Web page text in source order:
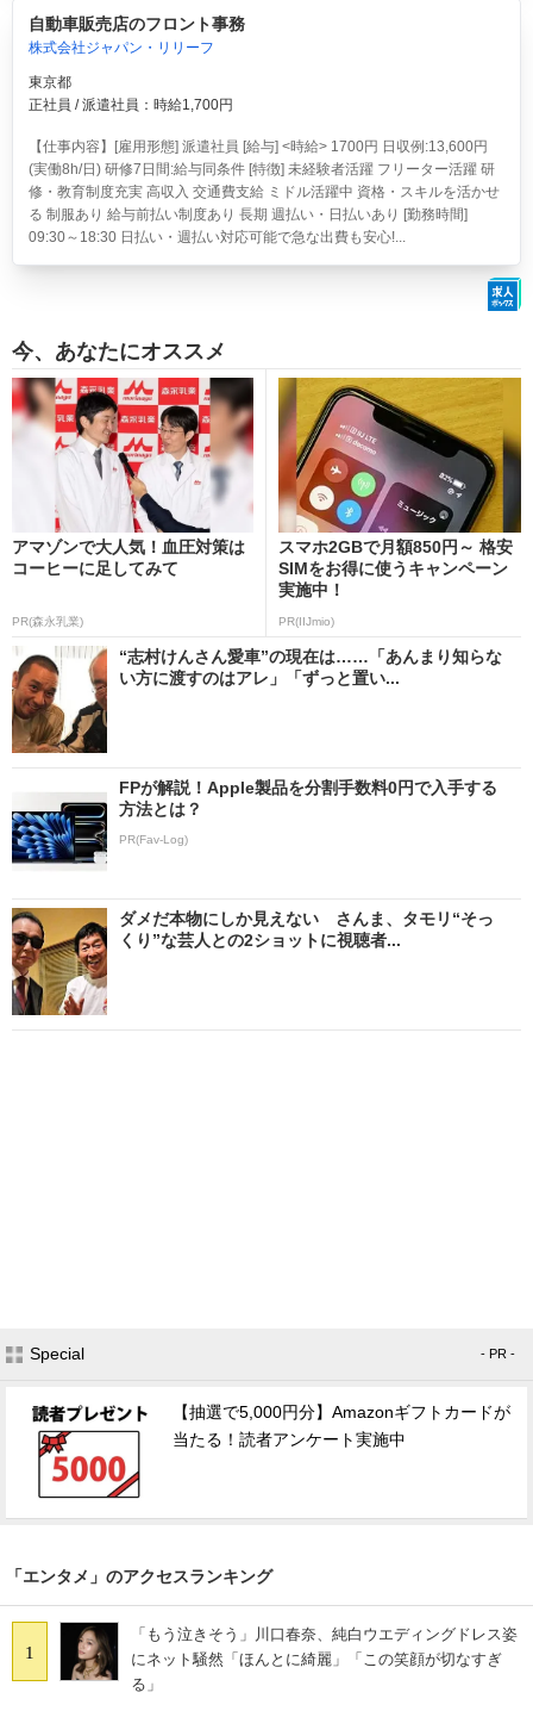
自動車販売店のフロント事務
株式会社ジャパン・リリーフ
東京都
正社員 / 派遣社員：時給1,700円
【仕事内容】[雇用形態] 派遣社員 [給与] <時給> 1700円 日収例:13,600円
(実働8h/日) 研修7日間:給与同条件 [特徴] 未経験者活躍 フリーター活躍 研
修・教育制度充実 高収入 交通費支給 ミドル活躍中 資格・スキルを活かせ
る 制服あり 給与前払い制度あり 長期 週払い・日払いあり [勤務時間]
09:30～18:30 日払い・週払い対応可能で急な出費も安心!...
今、あなたにオススメ
アマゾンで大人気！血圧対策は
コーヒーに足してみて
PR(森永乳業)
スマホ2GBで月額850円～ 格安
SIMをお得に使うキャンペーン
実施中！
PR(IIJmio)
“志村けんさん愛車”の現在は……「あんまり知らな
い方に渡すのはアレ」「ずっと置い...
FPが解説！Apple製品を分割手数料0円で入手する
方法とは？
PR(Fav-Log)
ダメだ本物にしか見えない さんま、タモリ“そっ
くり”な芸人との2ショットに視聴者...
Special - PR -
【抽選で5,000円分】Amazonギフトカードが
当たる！読者アンケート実施中
「エンタメ」のアクセスランキング
1
「もう泣きそう」川口春奈、純白ウエディングドレス姿
にネット騒然「ほんとに綺麗」「この笑顔が切なすぎ
る」